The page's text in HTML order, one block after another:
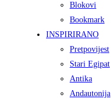
Blokovi
Bookmark
INSPIRIRANO
Pretpovijest
Stari Egipat
Antika
Andautonija